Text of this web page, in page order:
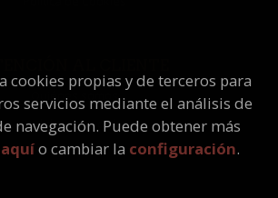
Quiénes somos
Pedidos especiales
cookies propias y de terceros para
servicios mediante el análisis de
navegación. Puede obtener más
aquío cambiar la configuración.